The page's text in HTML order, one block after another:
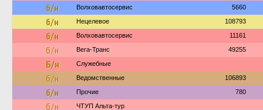
б/н Волховавтосервис 5660
б/н Нецелевое 108793
б/н Волховавтосервис 11161
б/н Вега-Транс 49255
Б/н Служебные
б/н Ведомственные 106893
б/н Прочие 780
б/н ЧТУП Альта-тур